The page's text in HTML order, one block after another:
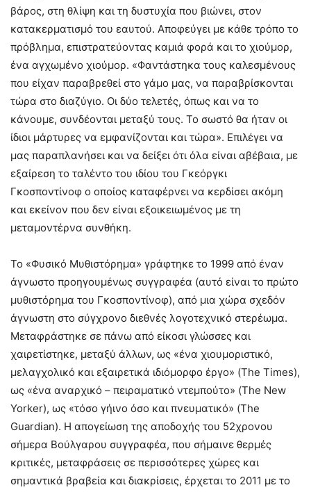
βάρος, στη θλίψη και τη δυστυχία που βιώνει, στον
κατακερματισμό του εαυτού. Αποφεύγει με κάθε τρόπο το
πρόβλημα, επιστρατεύοντας καμιά φορά και το χιούμορ,
ένα αγχωμένο χιούμορ. «Φαντάστηκα τους καλεσμένους
που είχαν παραβρεθεί στο γάμο μας, να παραβρίσκονται
τώρα στο διαζύγιο. Οι δύο τελετές, όπως και να το
κάνουμε, συνδέονται μεταξύ τους. Το σωστό θα ήταν οι
ίδιοι μάρτυρες να εμφανίζονται και τώρα». Επιλέγει να
μας παραπλανήσει και να δείξει ότι όλα είναι αβέβαια, με
εξαίρεση το ταλέντο του ιδίου του Γκεόργκι
Γκοσποντίνοφ ο οποίος καταφέρνει να κερδίσει ακόμη
και εκείνον που δεν είναι εξοικειωμένος με τη
μεταμοντέρνα συνθήκη.
Το «Φυσικό Μυθιστόρημα» γράφτηκε το 1999 από έναν
άγνωστο προηγουμένως συγγραφέα (αυτό είναι το πρώτο
μυθιστόρημα του Γκοσποντίνοφ), από μια χώρα σχεδόν
άγνωστη στο σύγχρονο διεθνές λογοτεχνικό στερέωμα.
Μεταφράστηκε σε πάνω από είκοσι γλώσσες και
χαιρετίστηκε, μεταξύ άλλων, ως «ένα χιουμοριστικό,
μελαγχολικό και εξαιρετικά ιδιόμορφο έργο» (The Times),
ως «ένα αναρχικό – πειραματικό ντεμπούτο» (The New
Yorker), ως «τόσο γήινο όσο και πνευματικό» (The
Guardian). Η απογείωση της αποδοχής του 52χρονου
σήμερα Βούλγαρου συγγραφέα, που σήμαινε θερμές
κριτικές, μεταφράσεις σε περισσότερες χώρες και
σημαντικά βραβεία και διακρίσεις, έρχεται το 2011 με το